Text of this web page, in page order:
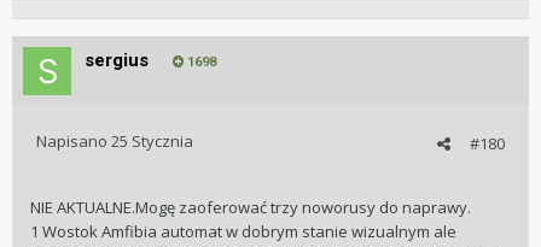
sergius 1698
#180
Napisano 25 Stycznia
NIE AKTUALNE.Mogę zaoferować trzy noworusy do naprawy.
1 Wostok Amfibia automat w dobrym stanie wizualnym ale